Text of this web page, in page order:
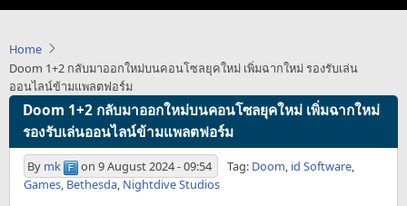
navigation
Home
Doom 1+2 กลับมาออกใหม่บนคอนโซลยุคใหม่ เพิ่มฉากใหม่ รองรับเล่น
ออนไลน์ข้ามแพลตฟอร์ม
Doom 1+2 กลับมาออกใหม่บนคอนโซลยุคใหม่ เพิ่มฉากใหม่
รองรับเล่นออนไลน์ข้ามแพลตฟอร์ม
By mk on 9 August 2024 - 09:54 Tag: Doom, id Software,
Games, Bethesda, Nightdive Studios